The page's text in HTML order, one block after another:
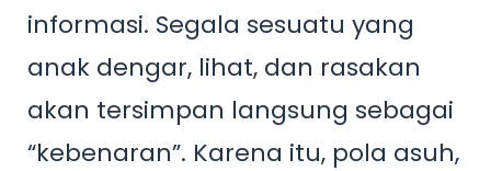
informasi. Segala sesuatu yang
anak dengar, lihat, dan rasakan
akan tersimpan langsung sebagai
“kebenaran”. Karena itu, pola asuh,